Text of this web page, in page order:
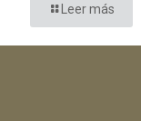
Leer más